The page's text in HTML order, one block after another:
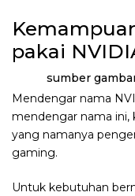
pakai
sumber
Mendengar nama
mendengar nama ini,
yang namanya
gaming.
Untuk kebutuhan